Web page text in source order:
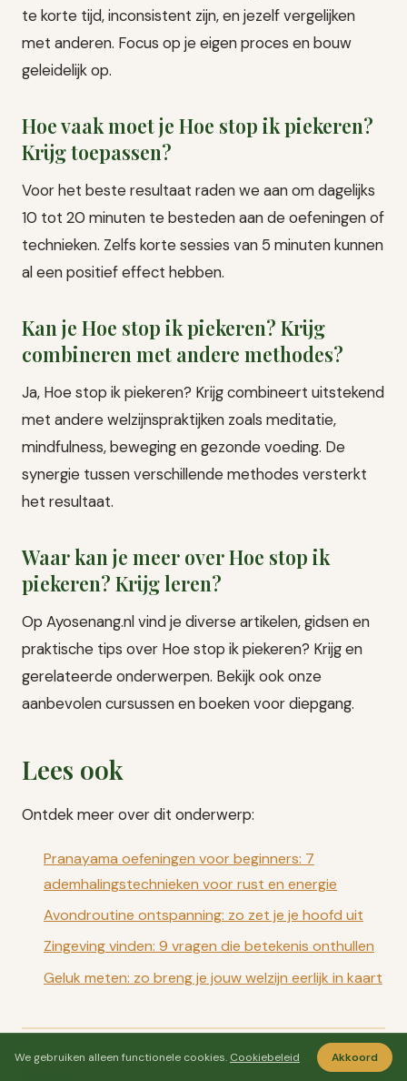
te korte tijd, inconsistent zijn, en jezelf vergelijken
met anderen. Focus op je eigen proces en bouw
geleidelijk op.
Hoe vaak moet je Hoe stop ik piekeren?
Krijg toepassen?
Voor het beste resultaat raden we aan om dagelijks
10 tot 20 minuten te besteden aan de oefeningen of
technieken. Zelfs korte sessies van 5 minuten kunnen
al een positief effect hebben.
Kan je Hoe stop ik piekeren? Krijg
combineren met andere methodes?
Ja, Hoe stop ik piekeren? Krijg combineert uitstekend
met andere welzijnspraktijken zoals meditatie,
mindfulness, beweging en gezonde voeding. De
synergie tussen verschillende methodes versterkt
het resultaat.
Waar kan je meer over Hoe stop ik
piekeren? Krijg leren?
Op Ayosenang.nl vind je diverse artikelen, gidsen en
praktische tips over Hoe stop ik piekeren? Krijg en
gerelateerde onderwerpen. Bekijk ook onze
aanbevolen cursussen en boeken voor diepgang.
Lees ook
Ontdek meer over dit onderwerp:
Pranayama oefeningen voor beginners: 7
ademhalingstechnieken voor rust en energie
Avondroutine ontspanning: zo zet je je hoofd uit
Zingeving vinden: 9 vragen die betekenis onthullen
Geluk meten: zo breng je jouw welzijn eerlijk in kaart
We gebruiken alleen functionele cookies. Cookiebeleid Akkoord